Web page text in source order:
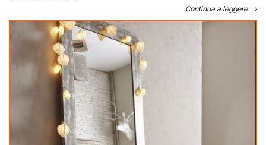
Continua a leggere